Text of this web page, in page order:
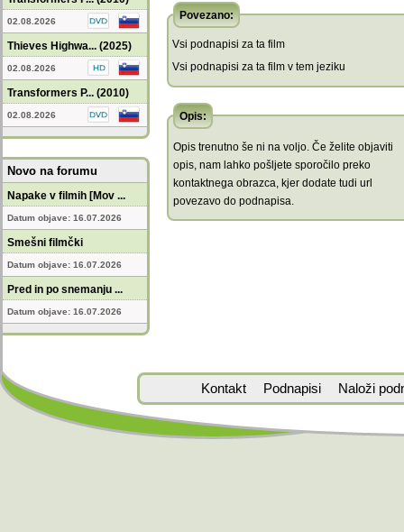
02.08.2026
Thieves Highwa... (2025)
02.08.2026
Transformers P... (2010)
02.08.2026
Novo na forumu
Napake v filmih [Mov ...
Datum objave: 16.07.2026
Smešni filmčki
Datum objave: 16.07.2026
Pred in po snemanju ...
Datum objave: 16.07.2026
Povezano:
Vsi podnapisi za ta film
Vsi podnapisi za ta film v tem jeziku
Opis:
Opis trenutno še ni na voljo. Če želite objaviti
opis, nam lahko pošljete sporočilo preko
kontaktnega obrazca, kjer dodate tudi url
povezavo do podnapisa.
Kontakt Podnapisi Naloži